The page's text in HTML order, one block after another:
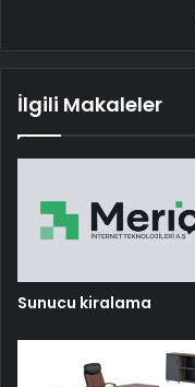
İlgili Makaleler
Sunucu kiralama